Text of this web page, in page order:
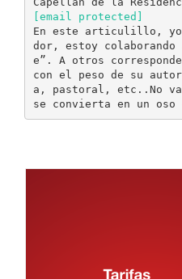
[email protected]
En este articulillo, yo,
dor, estoy
e”. A otros
con el peso de su
a, pastoral, etc..No